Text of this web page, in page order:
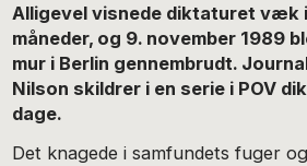
Alligevel visnede diktaturet væk
måneder, og 9. november 1989
mur i Berlin gennembrudt.
Nilson skildrer i en serie i POV
dage.
Det knagede i samfundets fuger